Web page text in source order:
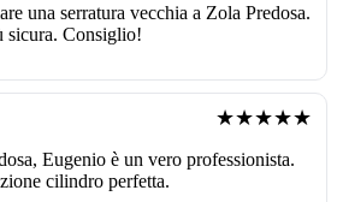
una serratura vecchia a Zola Predosa.
sicura. Consiglio!
★★★★★
Eugenio è un vero professionista.
cilindro perfetta.